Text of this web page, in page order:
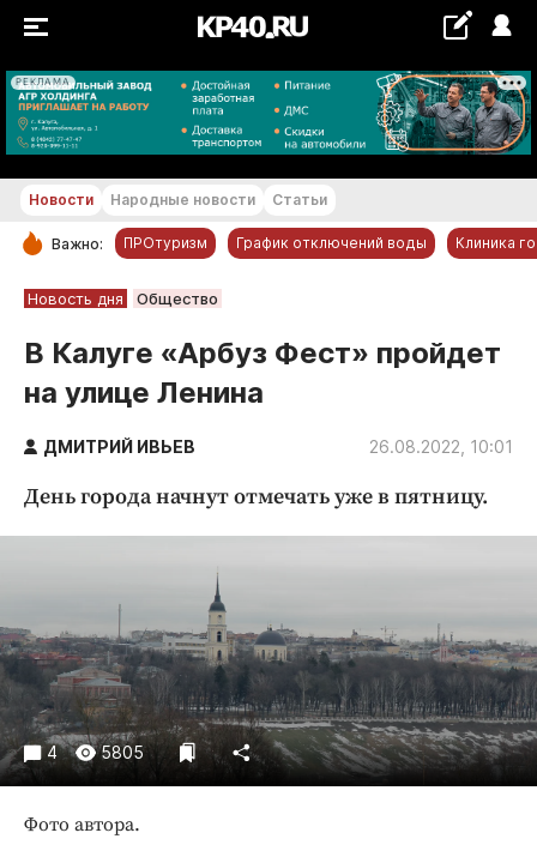
РЕКЛАМА
+18...+19 °С
РУБРИКИ
Новости компаний
Статьи
Народные новости
Благоустройство
Недвижимость и ЖКХ
Образование
Общество
Погода
Праздники
Спорт
Новости Народные новости Статьи
Важно: ПРОтуризм График отключений воды Клиника
Новость дня Общество
В Калуге «Арбуз Фест» пройдет
на улице Ленина
ДМИТРИЙ ИВЬЕВ 26.08.2022, 10:01
День города начнут отмечать уже в пятницу.
4 5805
Фото автора.